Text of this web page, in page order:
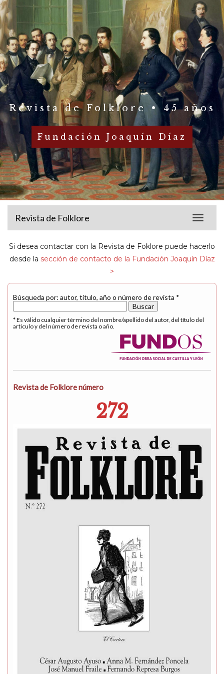
Revista de Folklore • 45 años
Fundación Joaquín Díaz
Toggle
Revista de Folklore
Si desea contactar con la Revista de Foklore puede hacerlo
desde la sección de contacto de la Fundación Joaquín Díaz
>
Búsqueda por: autor, título, año o número de revista *
* Es válido cualquier término del nombre/apellido del autor, del título del
artículo y del número de revista o año.
Revista de Folklore número
272